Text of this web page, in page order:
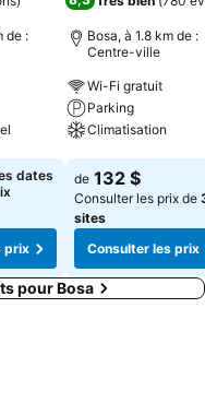
de :
prix
dates
prix
Bosa, à 1.8 km de :
Centre-ville
Wi-Fi gratuit
Parking
Climatisation
Consulter les
de 132 $
Consulter les prix de
sites
Consulter les prix
pour Bosa